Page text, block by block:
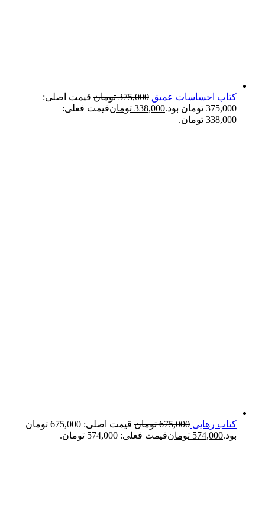
کتاب احساسات عمیق 375,000 تومان قیمت اصلی:
375,000 تومان بود.
338,000 تومانقیمت فعلی:
338,000 تومان.
کتاب رهایی 675,000 تومان
قیمت اصلی: 675,000 تومان
بود.574,000 تومانقیمت فعلی: 574,000 تومان.